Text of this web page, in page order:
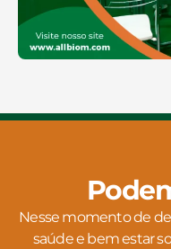
Nesse momento de
saúde e bem estar